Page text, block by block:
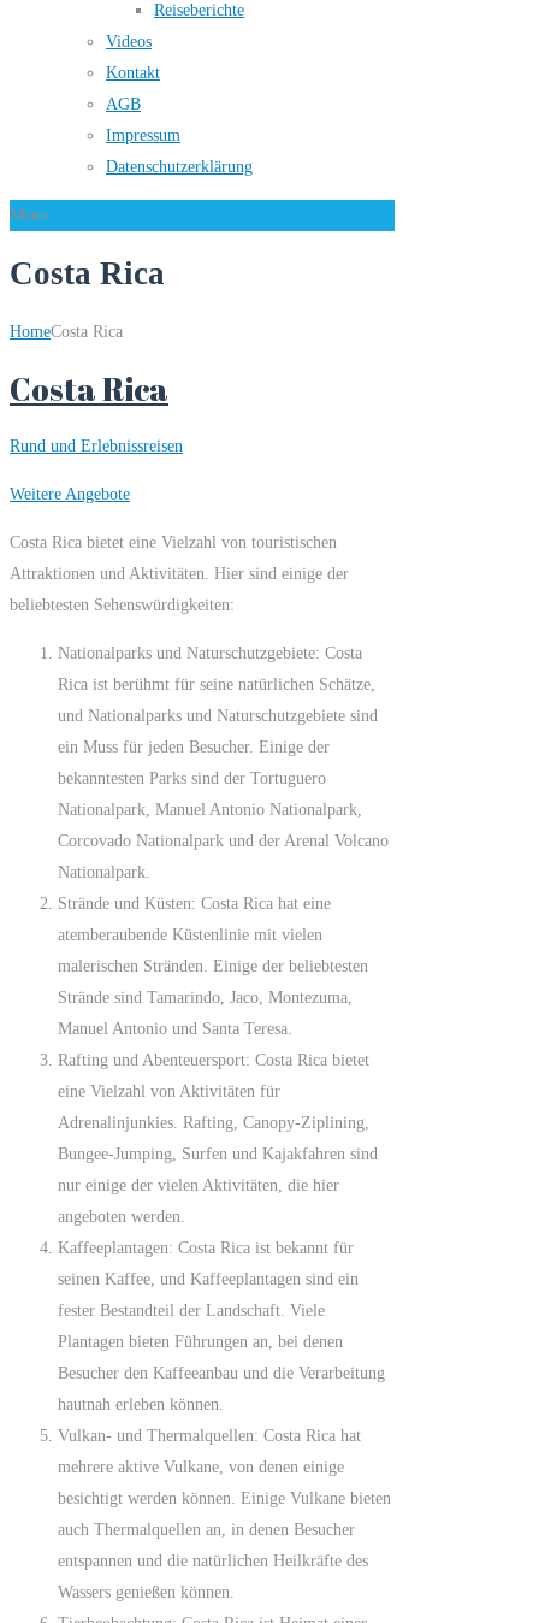
Reiseberichte
Videos
Kontakt
AGB
Impressum
Datenschutzerklärung
Menu
Costa Rica
HomeCosta Rica
Costa Rica
Rund und Erlebnissreisen
Weitere Angebote
Costa Rica bietet eine Vielzahl von touristischen
Attraktionen und Aktivitäten. Hier sind einige der
beliebtesten Sehenswürdigkeiten:
Nationalparks und Naturschutzgebiete: Costa
Rica ist berühmt für seine natürlichen Schätze,
und Nationalparks und Naturschutzgebiete sind
ein Muss für jeden Besucher. Einige der
bekanntesten Parks sind der Tortuguero
Nationalpark, Manuel Antonio Nationalpark,
Corcovado Nationalpark und der Arenal Volcano
Nationalpark.
Strände und Küsten: Costa Rica hat eine
atemberaubende Küstenlinie mit vielen
malerischen Stränden. Einige der beliebtesten
Strände sind Tamarindo, Jaco, Montezuma,
Manuel Antonio und Santa Teresa.
Rafting und Abenteuersport: Costa Rica bietet
eine Vielzahl von Aktivitäten für
Adrenalinjunkies. Rafting, Canopy-Ziplining,
Bungee-Jumping, Surfen und Kajakfahren sind
nur einige der vielen Aktivitäten, die hier
angeboten werden.
Kaffeeplantagen: Costa Rica ist bekannt für
seinen Kaffee, und Kaffeeplantagen sind ein
fester Bestandteil der Landschaft. Viele
Plantagen bieten Führungen an, bei denen
Besucher den Kaffeeanbau und die Verarbeitung
hautnah erleben können.
Vulkan- und Thermalquellen: Costa Rica hat
mehrere aktive Vulkane, von denen einige
besichtigt werden können. Einige Vulkane bieten
auch Thermalquellen an, in denen Besucher
entspannen und die natürlichen Heilkräfte des
Wassers genießen können.